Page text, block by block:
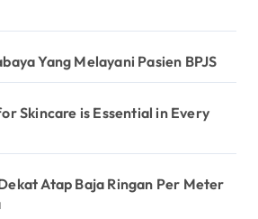
Yang Melayani Pasien BPJS
Skincare is Essential in Every
Atap Baja Ringan Per Meter